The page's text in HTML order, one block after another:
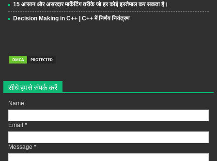
15 आसान और असरदार मार्केटिंग तरीके जो हर कोई इस्तेमाल कर सकता है।
Decision Making in C++ | C++ में निर्णय नियंत्रण
सीधे हमसे संपर्क करें
Name
Email *
Message *